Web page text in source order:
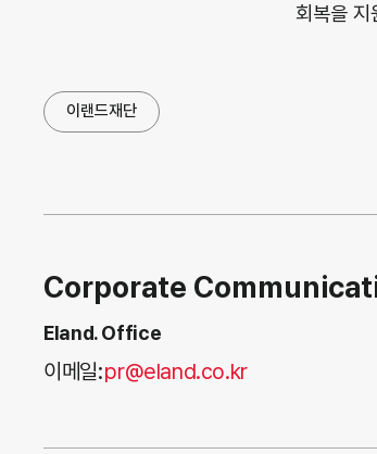
회복을 지
이랜드재단
Corporate
Eland. Office
이메일:pr@eland.co.kr